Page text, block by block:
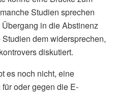
Studien sprechen
in die Abstinenz
dem widersprechen,
diskutiert.
es noch nicht, eine
oder gegen die E-